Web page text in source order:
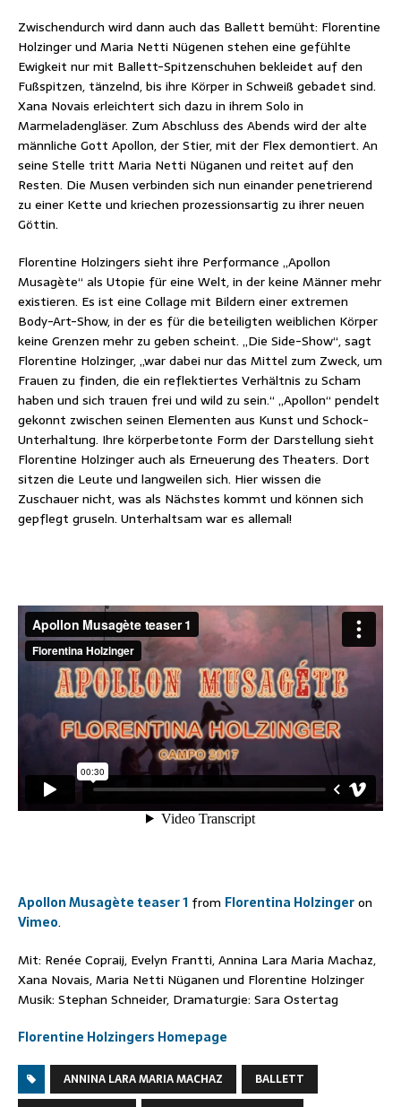
Zwischendurch wird dann auch das Ballett bemüht: Florentine
Holzinger und Maria Netti Nügenen stehen eine gefühlte
Ewigkeit nur mit Ballett-Spitzenschuhen bekleidet auf den
Fußspitzen, tänzelnd, bis ihre Körper in Schweiß gebadet sind.
Xana Novais erleichtert sich dazu in ihrem Solo in
Marmeladengläser. Zum Abschluss des Abends wird der alte
männliche Gott Apollon, der Stier, mit der Flex demontiert. An
seine Stelle tritt Maria Netti Nüganen und reitet auf den
Resten. Die Musen verbinden sich nun einander penetrierend
zu einer Kette und kriechen prozessionsartig zu ihrer neuen
Göttin.
Florentine Holzingers sieht ihre Performance „Apollon
Musagète“ als Utopie für eine Welt, in der keine Männer mehr
existieren. Es ist eine Collage mit Bildern einer extremen
Body-Art-Show, in der es für die beteiligten weiblichen Körper
keine Grenzen mehr zu geben scheint. „Die Side-Show“, sagt
Florentine Holzinger, „war dabei nur das Mittel zum Zweck, um
Frauen zu finden, die ein reflektiertes Verhältnis zu Scham
haben und sich trauen frei und wild zu sein.“ „Apollon“ pendelt
gekonnt zwischen seinen Elementen aus Kunst und Schock-
Unterhaltung. Ihre körperbetonte Form der Darstellung sieht
Florentine Holzinger auch als Erneuerung des Theaters. Dort
sitzen die Leute und langweilen sich. Hier wissen die
Zuschauer nicht, was als Nächstes kommt und können sich
gepflegt gruseln. Unterhaltsam war es allemal!
Apollon Musagète teaser 1 from Florentina Holzingeron
Vimeo.
Mit: Renée Copraij, Evelyn Frantti, Annina Lara Maria Machaz,
Xana Novais, Maria Netti Nüganen und Florentine Holzinger
Musik: Stephan Schneider, Dramaturgie: Sara Ostertag
Florentine Holzingers Homepage
ANNINA LARA MARIA MACHAZ
BALLETT